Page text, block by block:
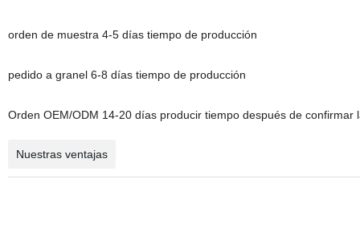
orden de muestra 4-5 días tiempo de producción
pedido a granel 6-8 días tiempo de producción
Orden OEM/ODM 14-20 días producir tiempo después de confirmar
Nuestras ventajas